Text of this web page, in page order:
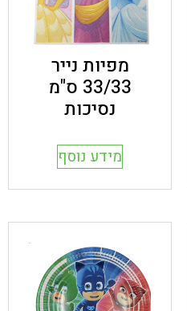
מפיות נייר
33/33 ס"מ
נסיכות
מידע נוסף